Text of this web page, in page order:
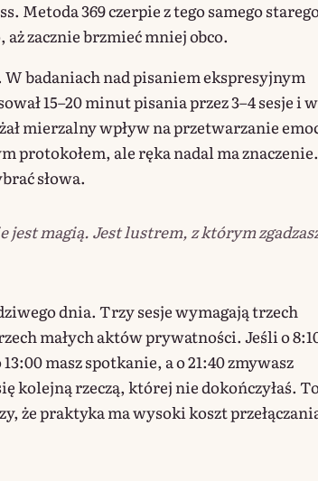
Metoda 369 czerpie z tego samego
zacznie brzmieć mniej obco.
badaniach nad pisaniem ekspresyjnym
15–20 minut pisania przez 3–4 sesje i w
mierzalny wpływ na przetwarzanie
protokołem, ale ręka nadal ma znaczenie.
słowa.
jest magią. Jest lustrem, z którym
dnia. Trzy sesje wymagają trzech
małych aktów prywatności. Jeśli o
masz spotkanie, a o 21:40 zmywasz
kolejną rzeczą, której nie dokończyłaś.
że praktyka ma wysoki koszt